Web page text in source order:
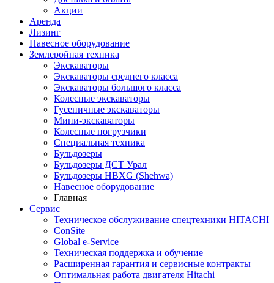
Акции
Аренда
Лизинг
Навесное оборудование
Землеройная техника
Экскаваторы
Экскаваторы среднего класса
Экскаваторы большого класса
Колесные экскаваторы
Гусеничные экскаваторы
Мини-экскаваторы
Колесные погрузчики
Специальная техника
Бульдозеры
Бульдозеры ДСТ Урал
Бульдозеры HBXG (Shehwa)
Навесное оборудование
Главная
Сервис
Техническое обслуживание спецтехники HITACHI
ConSite
Global e-Service
Техническая поддержка и обучение
Расширенная гарантия и сервисные контракты
Оптимальная работа двигателя Hitachi